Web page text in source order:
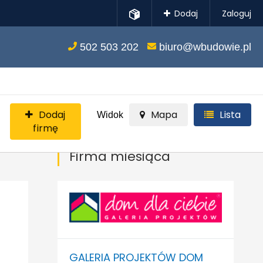
Dodaj Zaloguj
502 503 202 biuro@wbudowie.pl
Dodaj
firmę
Widok Mapa Lista
Firma miesiąca
GALERIA PROJEKTÓW DOM